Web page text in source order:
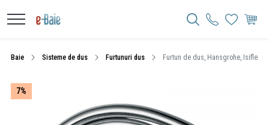
Baie Sisteme de dus Furtunuri dus Furtun de dus, Hansgrohe, Isiflex,
7%